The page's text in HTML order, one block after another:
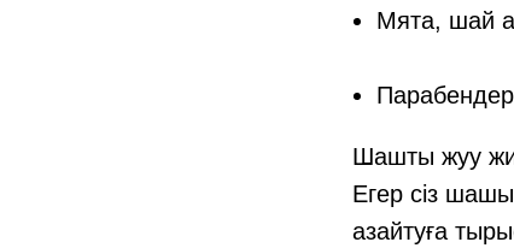
Мята, шай
Шашты жуу
Егер сіз
азайтуға